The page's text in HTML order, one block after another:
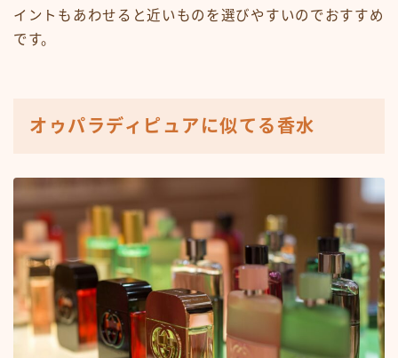
イントもあわせると近いものを選びやすいのでおすすめ
です。
オゥパラディピュアに似てる香水